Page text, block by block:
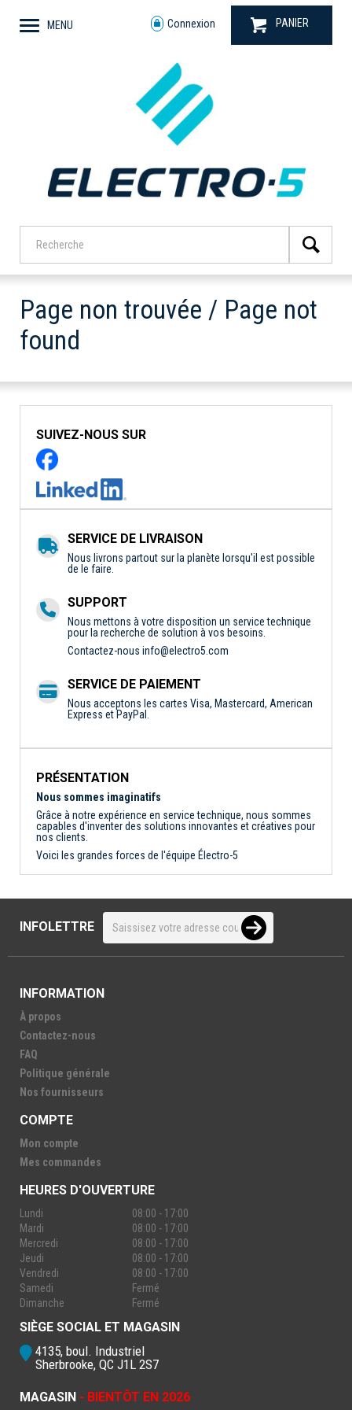
MENU Connexion PANIER
Page non trouvée / Page not
found
SUIVEZ-NOUS SUR
SERVICE DE LIVRAISON
Nous livrons partout sur la planète lorsqu'il est possible
de le faire.
SUPPORT
Nous mettons à votre disposition un service technique
pour la recherche de solution à vos besoins.
Contactez-nous info@electro5.com
SERVICE DE PAIEMENT
Nous acceptons les cartes Visa, Mastercard, American
Express et PayPal.
PRÉSENTATION
Nous sommes imaginatifs
Grâce à notre expérience en service technique, nous sommes
capables d'inventer des solutions innovantes et créatives pour
nos clients.
Voici les grandes forces de l'équipe Électro-5
INFOLETTRE
INFORMATION
À propos
Contactez-nous
FAQ
Politique générale
Nos fournisseurs
COMPTE
Mon compte
Mes commandes
HEURES D'OUVERTURE
Lundi
08:00 - 17:00
Mardi
08:00 - 17:00
Mercredi
08:00 - 17:00
Jeudi
08:00 - 17:00
Vendredi
08:00 - 17:00
Samedi
Fermé
Dimanche
Fermé
SIÈGE SOCIAL ET MAGASIN
4135, boul. Industriel
Sherbrooke, QC J1L 2S7
MAGASIN - BIENTÔT EN 2026